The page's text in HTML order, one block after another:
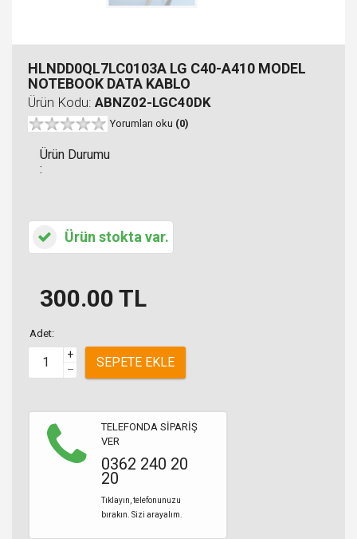
HLNDD0QL7LC0103A LG C40-A410 MODEL
NOTEBOOK DATA KABLO
Ürün Kodu: ABNZ02-LGC40DK
Yorumları oku (0)
Ürün Durumu
:
Ürün stokta var.
300.00 TL
Adet:
+
–
SEPETE EKLE
TELEFONDA SİPARİŞ
VER
0362 240 20
20
Tıklayın, telefonunuzu
bırakın. Sizi arayalım.